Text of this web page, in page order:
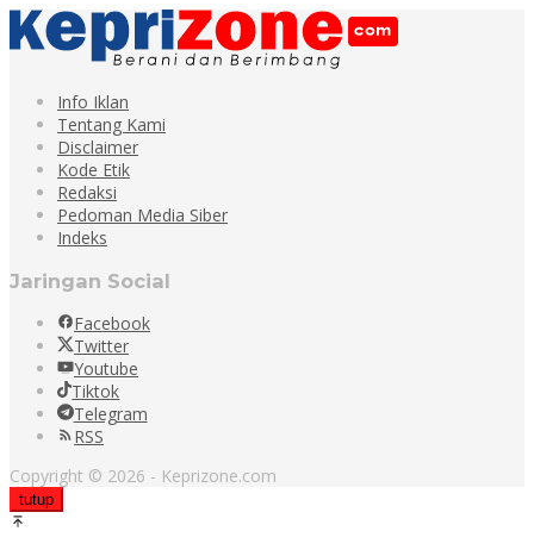
Info Iklan
Tentang Kami
Disclaimer
Kode Etik
Redaksi
Pedoman Media Siber
Indeks
Jaringan Social
Facebook
Twitter
Youtube
Tiktok
Telegram
RSS
Copyright © 2026 - Keprizone.com
tutup